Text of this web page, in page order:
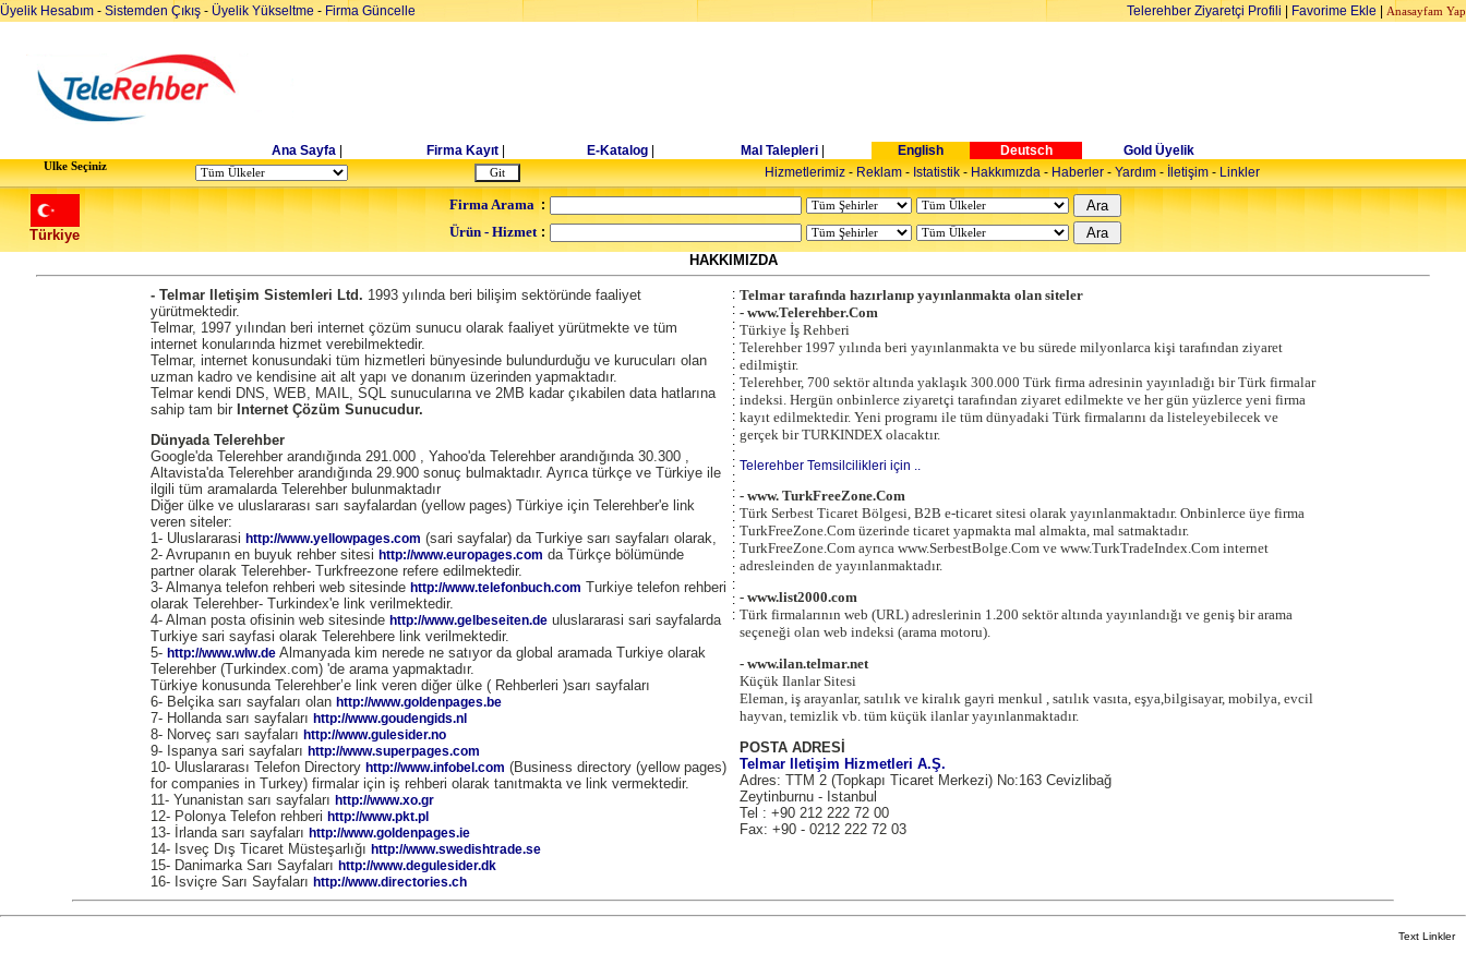
Üyelik Hesabım - Sistemden Çıkış - Üyelik Yükseltme - Firma Güncelle Telerehber Ziyaretçi Profili Favorime Ekle Anasayfam Yap
Ana Sayfa Firma Kayıt E-Katalog Mal Talepleri| English Deutsch Gold Üyelik
Ulke Seçiniz Hizmetlerimiz-Reklam-Istatistik-Hakkımızda-Haberler-Yardım-İletişim-Linkler
Türkiye
Firma Arama :
Ürün - Hizmet :
HAKKIMIZDA
- Telmar Iletişim Sistemleri Ltd. 1993 yılında beri bilişim sektöründe faaliyet
yürütmektedir.
Telmar, 1997 yılından beri internet çözüm sunucu olarak faaliyet yürütmekte ve tüm
internet konularında hizmet verebilmektedir.
Telmar, internet konusundaki tüm hizmetleri bünyesinde bulundurduğu ve kurucuları olan
uzman kadro ve kendisine ait alt yapı ve donanım üzerinden yapmaktadır.
Telmar kendi DNS, WEB, MAIL, SQL sunucularına ve 2MB kadar çıkabilen data hatlarına
sahip tam birInternet Çözüm Sunucudur.
Dünyada Telerehber
Google'da Telerehber arandığında 291.000 , Yahoo'da Telerehber arandığında 30.300 ,
Altavista'da Telerehber arandığında 29.900 sonuç bulmaktadır. Ayrıca türkçe ve Türkiye ile
ilgili tüm aramalarda Telerehber bulunmaktadır
Diğer ülke ve uluslararası sarı sayfalardan (yellow pages) Türkiye için Telerehber'e link
veren siteler:
1- Uluslararasi http://www.yellowpages.com (sari sayfalar) da Turkiye sarı sayfaları olarak,
2- Avrupanın en buyuk rehber sitesi http://www.europages.com da Türkçe bölümünde
partner olarak Telerehber- Turkfreezone refere edilmektedir.
3- Almanya telefon rehberi web sitesinde http://www.telefonbuch.com Turkiye telefon rehberi
olarak Telerehber- Turkindex'e link verilmektedir.
4- Alman posta ofisinin web sitesinde http://www.gelbeseiten.deuluslararasi sari sayfalarda
Turkiye sari sayfasi olarak Telerehbere link verilmektedir.
5- http://www.wlw.deAlmanyada kim nerede ne satıyor da global aramada Turkiye olarak
Telerehber (Turkindex.com) 'de arama yapmaktadır.
Türkiye konusunda Telerehber’e link veren diğer ülke ( Rehberleri )sarı sayfaları
6- Belçika sarı sayfaları olan http://www.goldenpages.be
7- Hollanda sarı sayfaları http://www.goudengids.nl
8- Norveç sarı sayfaları http://www.gulesider.no
9- Ispanya sari sayfaları http://www.superpages.com
10- Uluslararası Telefon Directory http://www.infobel.com (Business directory (yellow pages)
for companies in Turkey) firmalar için iş rehberi olarak tanıtmakta ve link vermektedir.
11- Yunanistan sarı sayfaları http://www.xo.gr
12- Polonya Telefon rehberi http://www.pkt.pl
13- İrlanda sarı sayfaları http://www.goldenpages.ie
14- Isveç Dış Ticaret Müsteşarlığı http://www.swedishtrade.se
15- Danimarka Sarı Sayfaları http://www.degulesider.dk
16- Isviçre Sarı Sayfaları http://www.directories.ch
:
:
:
:
:
:
:
:
:
:
:
:
:
:
:
:
:
:
:
:
:
:
Telmar tarafında hazırlanıp yayınlanmakta olan siteler
- www.Telerehber.Com
Türkiye İş Rehberi
Telerehber 1997 yılında beri yayınlanmakta ve bu sürede milyonlarca kişi tarafından ziyaret
edilmiştir.
Telerehber, 700 sektör altında yaklaşık 300.000 Türk firma adresinin yayınladığı bir Türk firmalar
indeksi. Hergün onbinlerce ziyaretçi tarafından ziyaret edilmekte ve her gün yüzlerce yeni firma
kayıt edilmektedir. Yeni programı ile tüm dünyadaki Türk firmalarını da listeleyebilecek ve
gerçek bir TURKINDEX olacaktır.
Telerehber Temsilcilikleri için ..
- www. TurkFreeZone.Com
Türk Serbest Ticaret Bölgesi, B2B e-ticaret sitesi olarak yayınlanmaktadır. Onbinlerce üye firma
TurkFreeZone.Com üzerinde ticaret yapmakta mal almakta, mal satmaktadır.
TurkFreeZone.Com ayrıca www.SerbestBolge.Com ve www.TurkTradeIndex.Com internet
adresleinden de yayınlanmaktadır.
- www.list2000.com
Türk firmalarının web (URL) adreslerinin 1.200 sektör altında yayınlandığı ve geniş bir arama
seçeneği olan web indeksi (arama motoru).
- www.ilan.telmar.net
Küçük Ilanlar Sitesi
Eleman, iş arayanlar, satılık ve kiralık gayri menkul , satılık vasıta, eşya,bilgisayar, mobilya, evcil
hayvan, temizlik vb. tüm küçük ilanlar yayınlanmaktadır.
POSTA ADRESİ
Telmar Iletişim Hizmetleri A.Ş.
Adres: TTM 2 (Topkapı Ticaret Merkezi) No:163 Cevizlibağ
Zeytinburnu - Istanbul
Tel : +90 212 222 72 00
Fax: +90 - 0212 222 72 03
Text Linkler